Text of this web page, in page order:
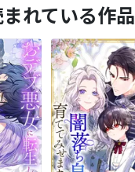
れている作品